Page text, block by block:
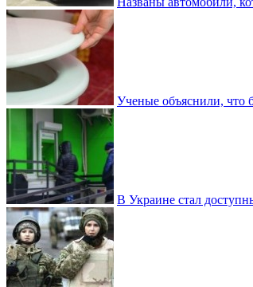
Ученые объяснили, что
В Украине стал